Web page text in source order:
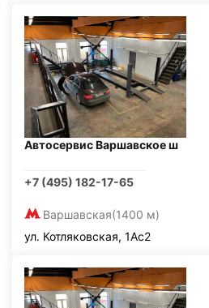
Автосервис Варшавское ш
+7 (495) 182-17-65
Варшавская(1400 м)
ул. Котляковская, 1Ас2